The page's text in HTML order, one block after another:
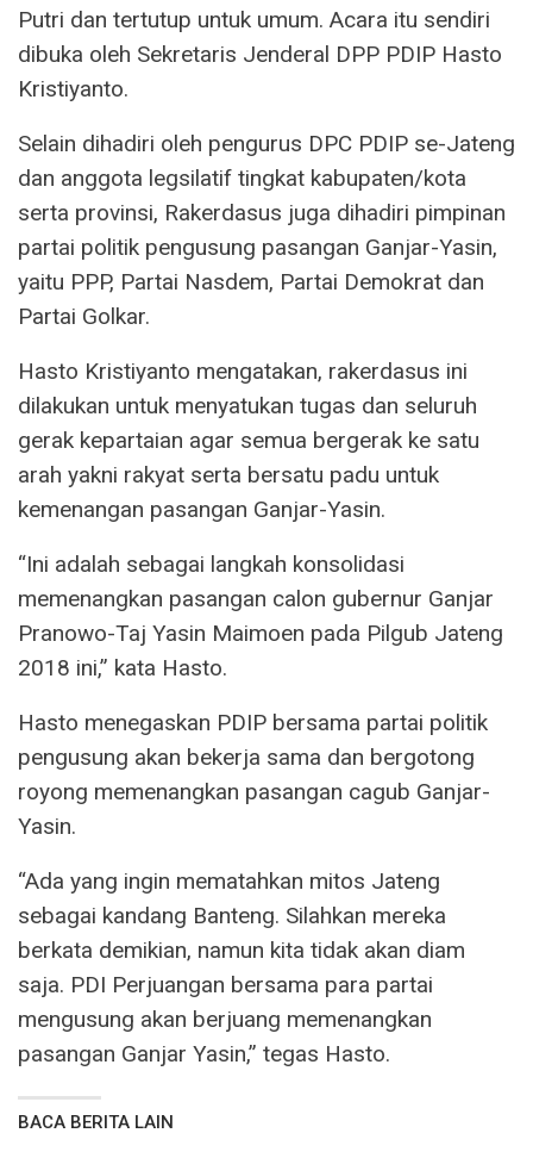
Putri dan tertutup untuk umum. Acara itu sendiri
dibuka oleh Sekretaris Jenderal DPP PDIP Hasto
Kristiyanto.
Selain dihadiri oleh pengurus DPC PDIP se-Jateng
dan anggota legsilatif tingkat kabupaten/kota
serta provinsi, Rakerdasus juga dihadiri pimpinan
partai politik pengusung pasangan Ganjar-Yasin,
yaitu PPP, Partai Nasdem, Partai Demokrat dan
Partai Golkar.
Hasto Kristiyanto mengatakan, rakerdasus ini
dilakukan untuk menyatukan tugas dan seluruh
gerak kepartaian agar semua bergerak ke satu
arah yakni rakyat serta bersatu padu untuk
kemenangan pasangan Ganjar-Yasin.
“Ini adalah sebagai langkah konsolidasi
memenangkan pasangan calon gubernur Ganjar
Pranowo-Taj Yasin Maimoen pada Pilgub Jateng
2018 ini,” kata Hasto.
Hasto menegaskan PDIP bersama partai politik
pengusung akan bekerja sama dan bergotong
royong memenangkan pasangan cagub Ganjar-
Yasin.
“Ada yang ingin mematahkan mitos Jateng
sebagai kandang Banteng. Silahkan mereka
berkata demikian, namun kita tidak akan diam
saja. PDI Perjuangan bersama para partai
mengusung akan berjuang memenangkan
pasangan Ganjar Yasin,” tegas Hasto.
BACA BERITA LAIN